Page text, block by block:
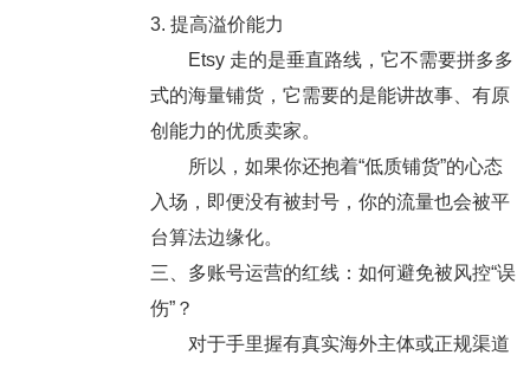
3. 提高溢价能力
Etsy 走的是垂直路线，它不需要拼多多
式的海量铺货，它需要的是能讲故事、有原
创能力的优质卖家。
所以，如果你还抱着“低质铺货”的心态
入场，即便没有被封号，你的流量也会被平
台算法边缘化。
三、多账号运营的红线：如何避免被风控“误
伤”？
对于手里握有真实海外主体或正规渠道